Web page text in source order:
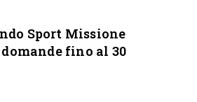
Sport Missione
domande fino al 30